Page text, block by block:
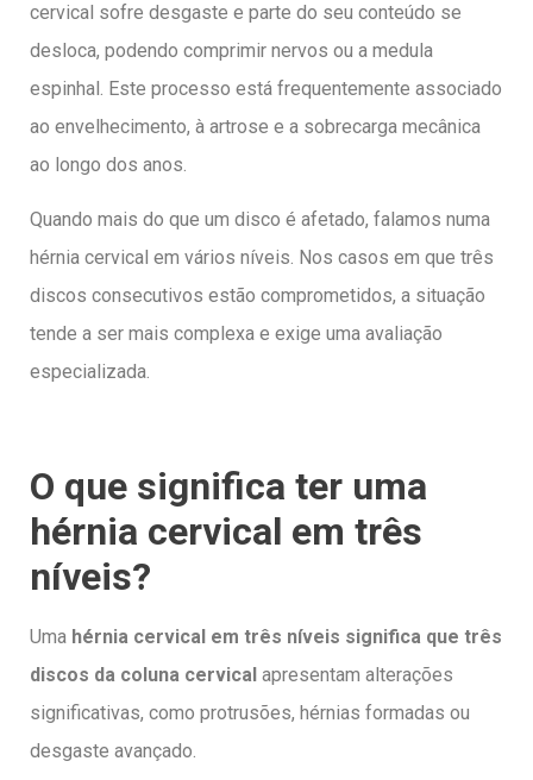
cervical sofre desgaste e parte do seu conteúdo se
desloca, podendo comprimir nervos ou a medula
espinhal. Este processo está frequentemente associado
ao envelhecimento, à artrose e a sobrecarga mecânica
ao longo dos anos.
Quando mais do que um disco é afetado, falamos numa
hérnia cervical em vários níveis. Nos casos em que três
discos consecutivos estão comprometidos, a situação
tende a ser mais complexa e exige uma avaliação
especializada.
O que significa ter uma
hérnia cervical em três
níveis?
Uma hérnia cervical em três níveis significa que três
discos da coluna cervical apresentam alterações
significativas, como protrusões, hérnias formadas ou
desgaste avançado.